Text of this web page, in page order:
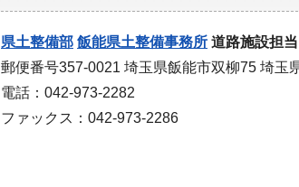
県土整備部 飯能県土整備事務所 道路施設担当
郵便番号357-0021 埼玉県飯能市双柳75 埼玉
電話：042-973-2282
ファックス：042-973-2286